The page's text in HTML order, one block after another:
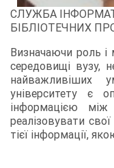
СЛУЖБА
БІБЛІОТЕЧНИХ
Визначаючи роль і
середовищі вузу,
найважливіших
університету є
інформацією
реалізовувати
тієї інформації,